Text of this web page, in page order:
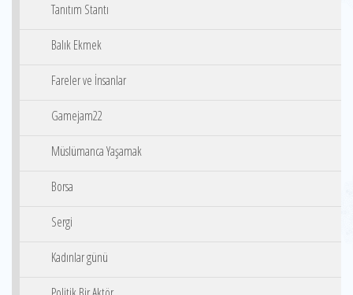
Tanıtım Stantı
Balık Ekmek
Fareler ve İnsanlar
Gamejam22
Müslümanca Yaşamak
Borsa
Sergi
Kadınlar günü